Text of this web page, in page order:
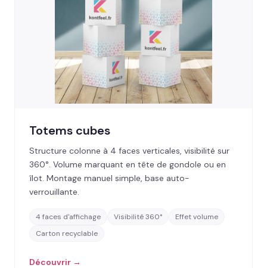
Totems cubes
Structure colonne à 4 faces verticales, visibilité sur
360°. Volume marquant en tête de gondole ou en
îlot. Montage manuel simple, base auto-
verrouillante.
4 faces d'affichage Visibilité 360°
Effet volume
Carton recyclable
Découvrir →